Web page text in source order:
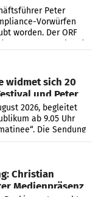
Peter
Vorwürfen
worden. Der ORF
APA entsprechende
widmet sich 20
und Peter
2026, begleitet
ab 9.05 Uhr
Die Sendung
„20 Jahre
Christian
Medienpräsenz